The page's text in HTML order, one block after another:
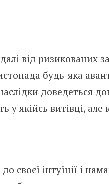
від ризикованих
будь-яка
доведеться
у якійсь витівці,
своєї інтуїції і